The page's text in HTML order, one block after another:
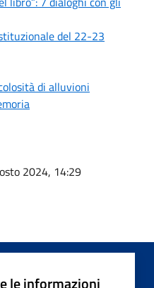
del 22-23
di alluvioni
2024, 14:29
le informazioni